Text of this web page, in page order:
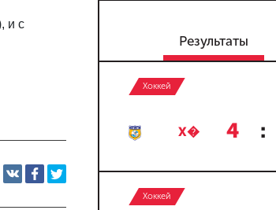
и с
Результаты
Хоккей
Х� 4 :
Хоккей